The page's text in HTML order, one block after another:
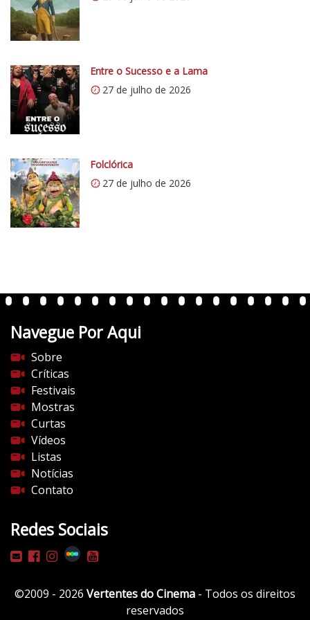
/
/
0
.
w
p
.
o
m
/
v
e
n
e
d
o
c
i
n
e
m
a
.
o
m
/
p
Entre o Sucesso e a Lama
27 de julho de 2026
Folclórica
27 de julho de 2026
Navegue Por Aqui
Sobre
Críticas
Festivais
Mostras
Curtas
Vídeos
Listas
Notícias
Contato
Redes Sociais
©2009 - 2026 Vertentes do Cinema - Todos os direitos
reservados